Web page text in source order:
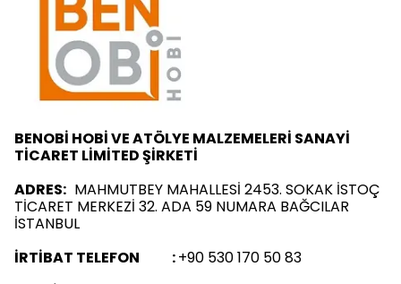
BENOBİ HOBİ VE ATÖLYE MALZEMELERİ SANAYİ
TİCARET LİMİTED ŞİRKETİ
ADRES: MAHMUTBEY MAHALLESİ 2453. SOKAK İSTOÇ
TİCARET MERKEZİ 32. ADA 59 NUMARA BAĞCILAR
İSTANBUL
İRTİBAT TELEFON :+90 530 170 50 83